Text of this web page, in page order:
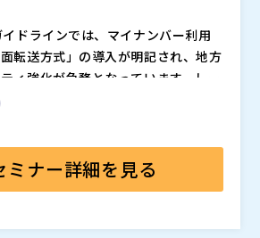
ドラインでは、マイナンバー利用
転送方式」の導入が明記され、地方
ィ強化が急務となっています。しか
コストかつ導入に時間がかかり、現
策を求める声が高まっています。
ガイドライン対応の必要性を理解し
りません。特に従来型VDIは、導入
ソースの確保がネックとなり、理想
にデータを残さない「画面転送方
Citrix HDX」と「リモートPCアレ
、画面転送方式によるセキュアなデ
り、既存PCの活用、低コストでの迅
ミナー詳細を見る